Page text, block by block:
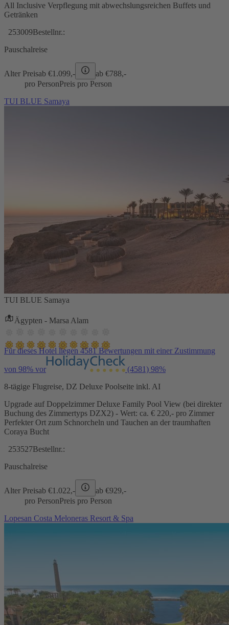
All Inclusive Verpflegung mit abwechslungsreichen Buffets und
Getränken
253009Bestellnr.:
Pauschalreise
Alter Preisab €1.099,- ab €788,-
pro PersonPreis pro Person
TUI BLUE Samaya
TUI BLUE Samaya
Ägypten - Marsa Alam
Für dieses Hotel liegen 4581 Bewertungen mit einer Zustimmung
von 98% vor (4581) 98%
8-tägige Flugreise, DZ Deluxe Poolseite inkl. AI
Upgrade auf Doppelzimmer Deluxe Family Pool View (bei direkter
Buchung des Zimmertyps DZX2) - Wert: ca. € 220,- pro Zimmer
Perfekter Ort zum Schnorcheln und Tauchen an der traumhaften
Coraya Bucht
253527Bestellnr.:
Pauschalreise
Alter Preisab €1.022,- ab €929,-
pro PersonPreis pro Person
Lopesan Costa Meloneras Resort & Spa